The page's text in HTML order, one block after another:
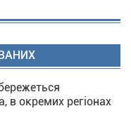
в окремих регіонах